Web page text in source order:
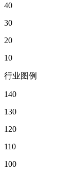
40
30
20
10
行业图例
140
130
120
110
100